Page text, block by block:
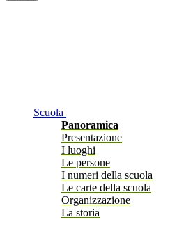
Scuola
Panoramica
Presentazione
I luoghi
Le persone
I numeri della scuola
Le carte della scuola
Organizzazione
La storia